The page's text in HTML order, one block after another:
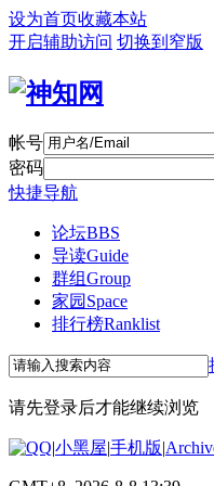
设为首页收藏本站
开启辅助访问 切换到窄版
帐号
密码
快捷导航
论坛BBS
导读Guide
群组Group
家园 Space
排行榜Ranklist
请先登录后才能继续浏览
|小黑屋|手机版|